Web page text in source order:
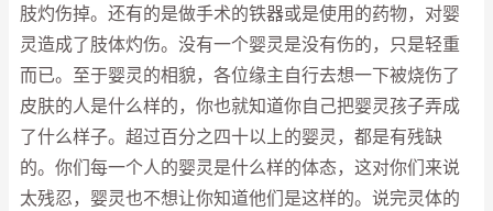
肢灼伤掉。还有的是做手术的铁器或是使用的药物，对婴
灵造成了肢体灼伤。没有一个婴灵是没有伤的，只是轻重
而已。至于婴灵的相貌，各位缘主自行去想一下被烧伤了
皮肤的人是什么样的，你也就知道你自己把婴灵孩子弄成
了什么样子。超过百分之四十以上的婴灵，都是有残缺
的。你们每一个人的婴灵是什么样的体态，这对你们来说
太残忍，婴灵也不想让你知道他们是这样的。说完灵体的